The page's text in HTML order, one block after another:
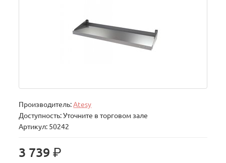
Производитель:Atesy
Доступность: Уточните в торговом зале
Артикул: 50242
3 739р.